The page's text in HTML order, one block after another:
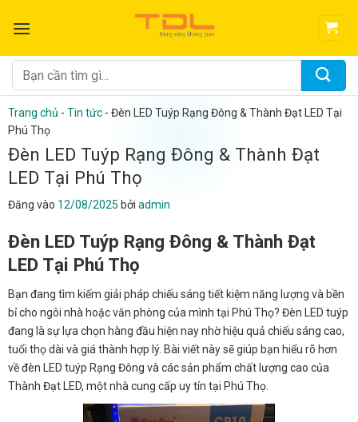
qua
dung
Tìm
kiếm:
Trang chủ - Tin tức - Đèn LED Tuýp Rạng Đông & Thành Đạt LED Tại
Phú Thọ
Đèn LED Tuýp Rạng Đông & Thành Đạt
LED Tại Phú Thọ
Đăng vào 12/08/2025 bởi admin
Đèn LED Tuýp Rạng Đông & Thành Đạt
LED Tại Phú Thọ
Bạn đang tìm kiếm giải pháp chiếu sáng tiết kiệm năng lượng và bền
bỉ cho ngôi nhà hoặc văn phòng của mình tại Phú Thọ? Đèn LED tuýp
đang là sự lựa chọn hàng đầu hiện nay nhờ hiệu quả chiếu sáng cao,
tuổi thọ dài và giá thành hợp lý. Bài viết này sẽ giúp bạn hiểu rõ hơn
về đèn LED tuýp Rạng Đông và các sản phẩm chất lượng cao của
Thành Đạt LED, một nhà cung cấp uy tín tại Phú Thọ.